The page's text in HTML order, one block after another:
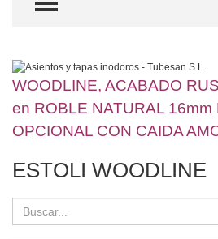
WOODLINE, ACABADO
en ROBLE NATURAL 16mm
OPCIONAL CON CAIDA
ESTOLI WOODLINE